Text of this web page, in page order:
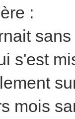
:
s'est
mois